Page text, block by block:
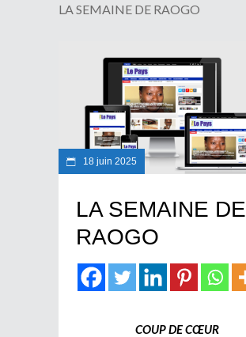
LA SEMAINE DE RAOGO
18 juin 2025
LA SEMAINE DE
RAOGO
COUP DE CŒUR